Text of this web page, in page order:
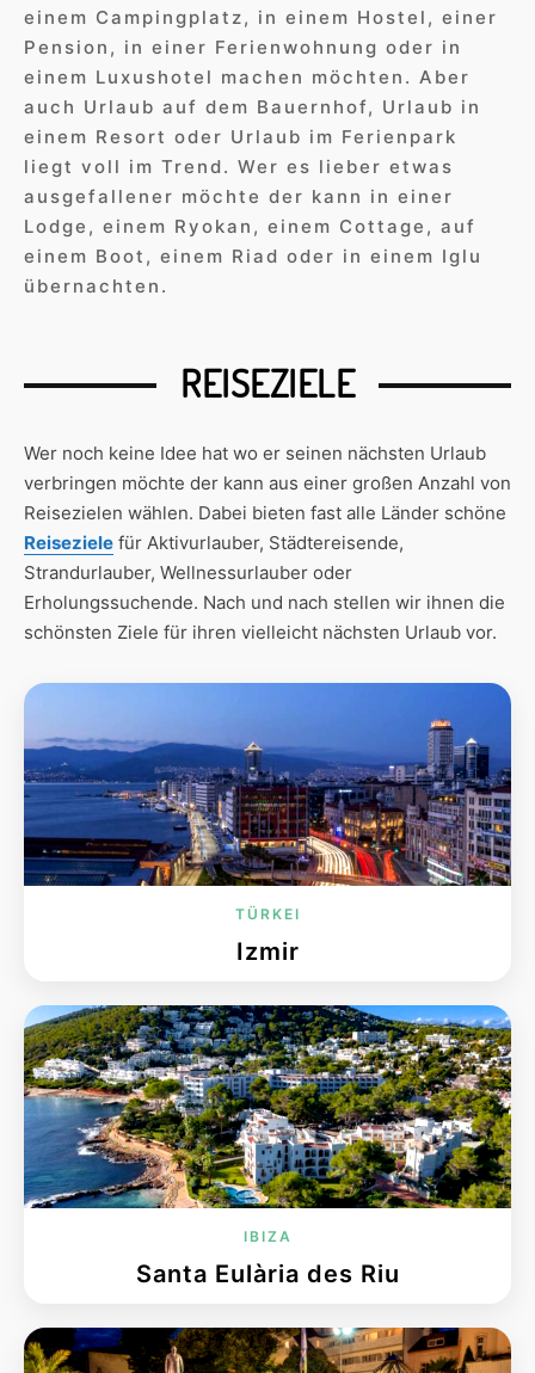
einem Campingplatz, in einem Hostel, einer
Pension, in einer Ferienwohnung oder in
einem Luxushotel machen möchten. Aber
auch Urlaub auf dem Bauernhof, Urlaub in
einem Resort oder Urlaub im Ferienpark
liegt voll im Trend. Wer es lieber etwas
ausgefallener möchte der kann in einer
Lodge, einem Ryokan, einem Cottage, auf
einem Boot, einem Riad oder in einem Iglu
übernachten.
REISEZIELE
Wer noch keine Idee hat wo er seinen nächsten Urlaub
verbringen möchte der kann aus einer großen Anzahl von
Reisezielen wählen. Dabei bieten fast alle Länder schöne
Reiseziele für Aktivurlauber, Städtereisende,
Strandurlauber, Wellnessurlauber oder
Erholungssuchende. Nach und nach stellen wir ihnen die
schönsten Ziele für ihren vielleicht nächsten Urlaub vor.
TÜRKEI
Izmir
IBIZA
Santa Eulària des Riu